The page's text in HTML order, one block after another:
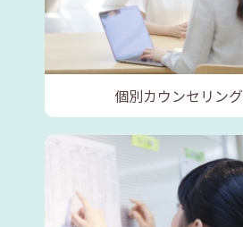
個別カウンセリング